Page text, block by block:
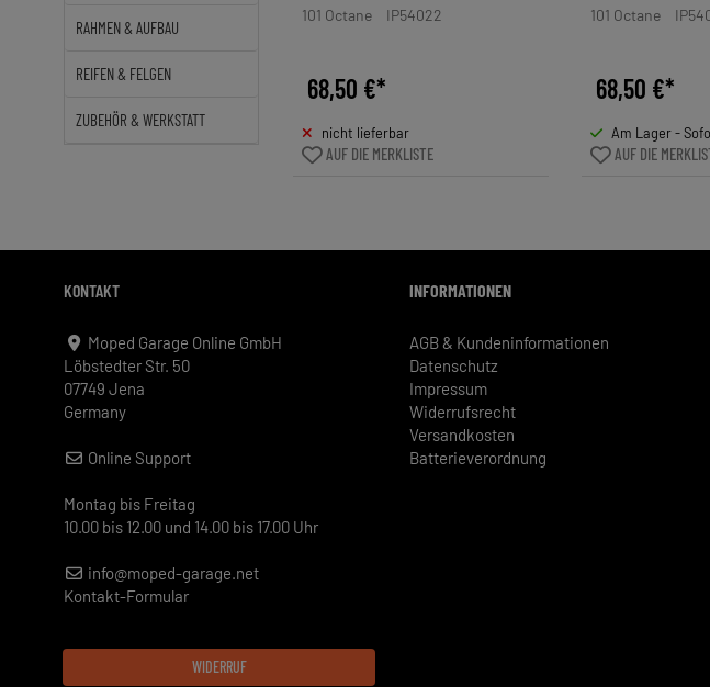
RAHMEN & AUFBAU
REIFEN & FELGEN
ZUBEHÖR & WERKSTATT
101 Octane IP54022
68,50 €*
nicht lieferbar
AUF DIE MERKLISTE
101 Octane
68,50 €*
Am Lager -
AUF DIE
KONTAKT
Moped Garage Online GmbH
Löbstedter Str. 50
07749 Jena
Germany
Online Support
Montag bis Freitag
10.00 bis 12.00 und 14.00 bis 17.00 Uhr
info@moped-garage.net
Kontakt-Formular
INFORMATIONEN
AGB & Kundeninformationen
Datenschutz
Impressum
Widerrufsrecht
Versandkosten
Batterieverordnung
WIDERRUF